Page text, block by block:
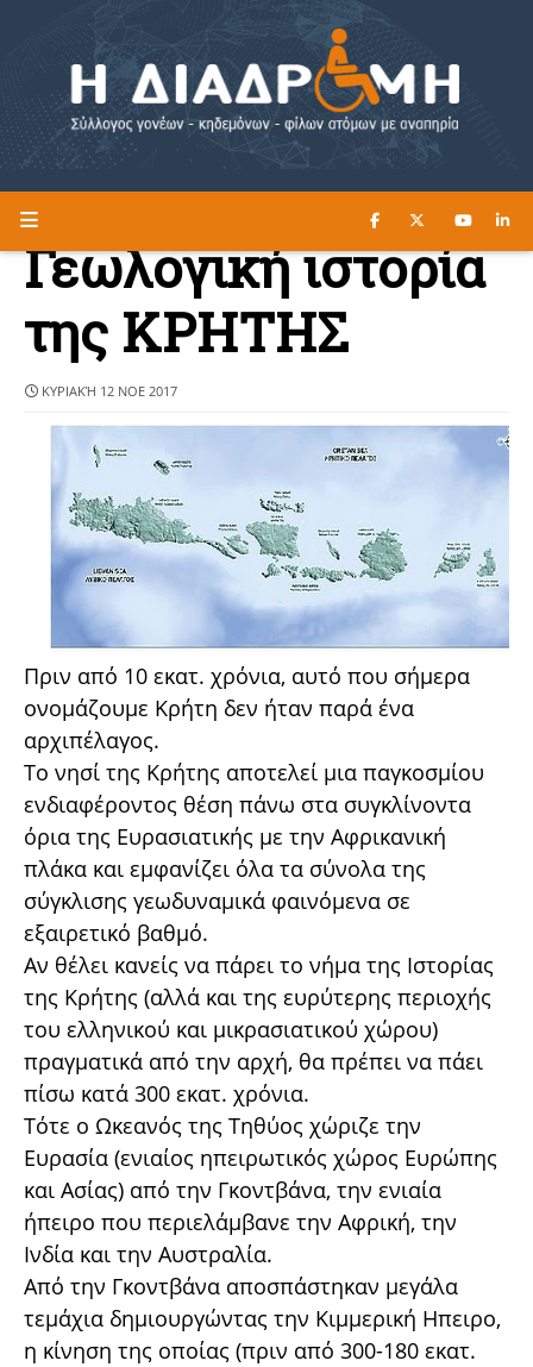
Η ΔΙΑΔΡΟΜΗ ΔΙΑΒΑΣΤΕ ΕΔΩ ►
Γεωλογική ιστορία
της ΚΡΗΤΗΣ
ΚΥΡΙΑΚΉ 12 ΝΟΕ 2017
Πριν από 10 εκατ. χρόνια, αυτό που σήμερα
ονομάζουμε Κρήτη δεν ήταν παρά ένα
αρχιπέλαγος.
Το νησί της Κρήτης αποτελεί μια παγκοσμίου
ενδιαφέροντος θέση πάνω στα συγκλίνοντα
όρια της Ευρασιατικής με την Αφρικανική
πλάκα και εμφανίζει όλα τα σύνολα της
σύγκλισης γεωδυναμικά φαινόμενα σε
εξαιρετικό βαθμό.
Αν θέλει κανείς να πάρει το νήμα της Ιστορίας
της Κρήτης (αλλά και της ευρύτερης περιοχής
του ελληνικού και μικρασιατικού χώρου)
πραγματικά από την αρχή, θα πρέπει να πάει
πίσω κατά 300 εκατ. χρόνια.
Τότε ο Ωκεανός της Τηθύος χώριζε την
Ευρασία (ενιαίος ηπειρωτικός χώρος Ευρώπης
και Ασίας) από την Γκοντβάνα, την ενιαία
ήπειρο που περιελάμβανε την Αφρική, την
Ινδία και την Αυστραλία.
Από την Γκοντβάνα αποσπάστηκαν μεγάλα
τεμάχια δημιουργώντας την Κιμμερική Ηπειρο,
η κίνηση της οποίας (πριν από 300-180 εκατ.